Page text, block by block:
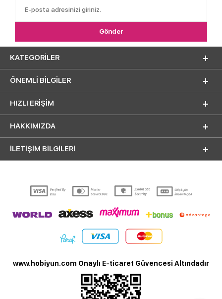
KATEGORILER
ÖNEMLI BILGILER
HIZLI ERIŞIM
HAKKIMIZDA
İLETİŞİM BİLGİLERİ
www.hobiyun.com Onaylı E-ticaret Güvencesi Altındadır